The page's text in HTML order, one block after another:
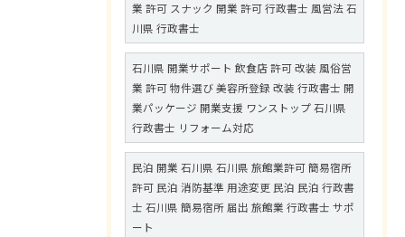
業 許可 スナック 開業 許可 行政書士 風営法 石
川県 行政書士
石川県 開業サポート 飲食店 許可 改装 風俗営
業 許可 物件選び 美容所登録 改装 行政書士 開
業パッケージ 開業支援 ワンストップ 石川県
行政書士 リフォーム対応
民泊 開業 石川県 石川県 旅館業許可 簡易宿所
許可 民泊 消防基準 用途変更 民泊 民泊 行政書
士 石川県 簡易宿所 届出 旅館業 行政書士 サポ
ート